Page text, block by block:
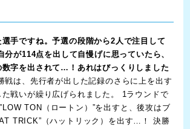
選手ですね。予選の段階から2人で注目して
分が114点を出して自慢げに思っていたら、
数字を出されて…！あれはびっくりしました
戦は、先行者が出した記録のさらに上を出す
た戦いが繰り広げられました。 1ラウンドで
TON（ロートン）”を出すと、後攻はブ
TRICK”（ハットリック）を出す…！ 決勝